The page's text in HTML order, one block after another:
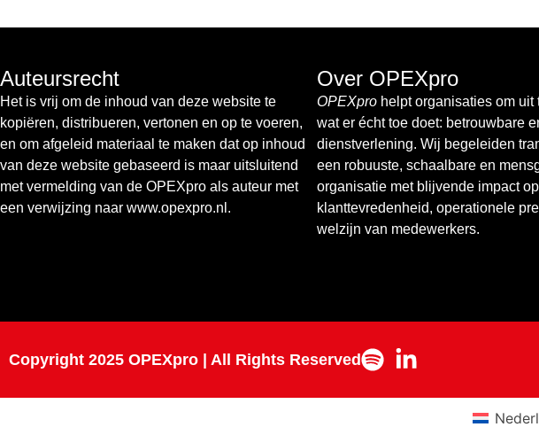
Auteursrecht
Het is vrij om de inhoud van deze website te
kopiëren, distribueren, vertonen en op te voeren,
en om afgeleid materiaal te maken dat op inhoud
van deze website gebaseerd is maar uitsluitend
met vermelding van de OPEXpro als auteur met
een verwijzing naar www.opexpro.nl.
Over OPEXpro
OPEXpro helpt organisaties om uit
wat er écht toe doet: betrouwbare
dienstverlening. Wij begeleiden
een robuuste, schaalbare en
organisatie met blijvende impact op
klanttevredenheid, operationele
welzijn van medewerkers.
Copyright 2025 OPEXpro | All Rights Reserved